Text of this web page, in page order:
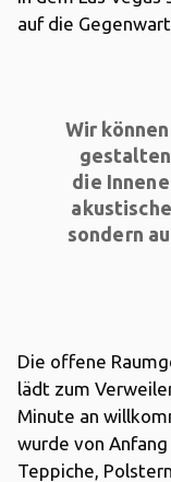
auf die
Wir
die
sondern
Die offene
lädt zum
Minute an
wurde von
Teppiche,